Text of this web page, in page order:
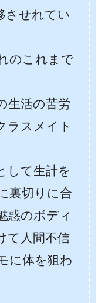
させれてい
のこれまで
生活の苦労
ラスメイト
して生計を
裏切りに合
惑のボディ
て人間不信
に体を狙わ